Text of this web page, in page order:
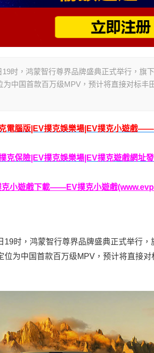
，鸿蒙智行尊界品牌盛典正式举行，旗
中国首款百万级MPV，预计将直接对标丰
電腦版|EV撲克娛樂場|EV撲克小遊戲
克保險|EV撲克娛樂場|EV撲克遊戲網
克小遊戲下載——EV撲克小遊戲
时，鸿蒙智行尊界品牌盛典正式举行，
为中国首款百万级MPV，预计将直接